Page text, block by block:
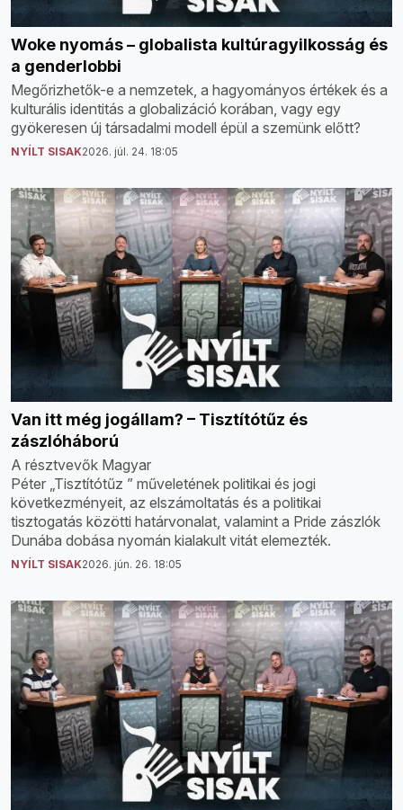
Woke nyomás – globalista kultúragyilkosság és
a genderlobbi
Megőrizhetők-e a nemzetek, a hagyományos értékek és a
kulturális identitás a globalizáció korában, vagy egy
gyökeresen új társadalmi modell épül a szemünk előtt?
NYÍLT SISAK2026. júl. 24. 18:05
Van itt még jogállam? – Tisztítótűz és
zászlóháború
A résztvevők Magyar
Péter „Tisztítótűz ” műveletének politikai és jogi
következményeit, az elszámoltatás és a politikai
tisztogatás közötti határvonalat, valamint a Pride zászlók
Dunába dobása nyomán kialakult vitát elemezték.
NYÍLT SISAK2026. jún. 26. 18:05